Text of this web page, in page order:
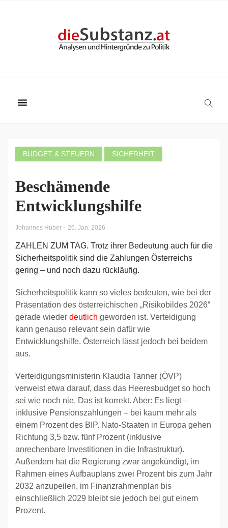
BUDGET & STEUERN SICHERHEIT
Beschämende
Entwicklungshilfe
Johannes Huber - 26. Jan. 2026
ZAHLEN ZUM TAG. Trotz ihrer Bedeutung auch für die
Sicherheitspolitik sind die Zahlungen Österreichs
gering – und noch dazu rückläufig.
Sicherheitspolitik kann so vieles bedeuten, wie bei der
Präsentation des österreichischen „Risikobildes 2026“
gerade wieder deutlich geworden ist. Verteidigung
kann genauso relevant sein dafür wie
Entwicklungshilfe. Österreich lässt jedoch bei beidem
aus.
Verteidigungsministerin Klaudia Tanner (ÖVP)
verweist etwa darauf, dass das Heeresbudget so hoch
sei wie noch nie. Das ist korrekt. Aber: Es liegt –
inklusive Pensionszahlungen – bei kaum mehr als
einem Prozent des BIP. Nato-Staaten in Europa gehen
Richtung 3,5 bzw. fünf Prozent (inklusive
anrechenbare Investitionen in die Infrastruktur).
Außerdem hat die Regierung zwar angekündigt, im
Rahmen eines Aufbauplans zwei Prozent bis zum Jahr
2032 anzupeilen, im Finanzrahmenplan bis
einschließlich 2029 bleibt sie jedoch bei gut einem
Prozent.